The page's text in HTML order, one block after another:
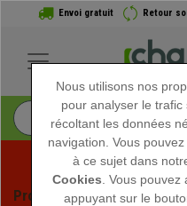
Envoi gratuit Retour
Profitez des soldes d'été
Nous utilisons nos
pour analyser le
récoltant les données
navigation. Vous
à ce sujet dans
Cookies . Vous
appuyant sur le